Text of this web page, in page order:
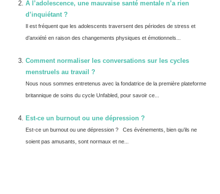
À l’adolescence, une mauvaise santé mentale n’a rien
d’inquiétant ?
Il est fréquent que les adolescents traversent des périodes de stress et
d’anxiété en raison des changements physiques et émotionnels...
Comment normaliser les conversations sur les cycles
menstruels au travail ?
Nous nous sommes entretenus avec la fondatrice de la première plateforme
britannique de soins du cycle Unfabled, pour savoir ce...
Est-ce un burnout ou une dépression ?
Est-ce un burnout ou une dépression ? Ces événements, bien qu’ils ne
soient pas amusants, sont normaux et ne...